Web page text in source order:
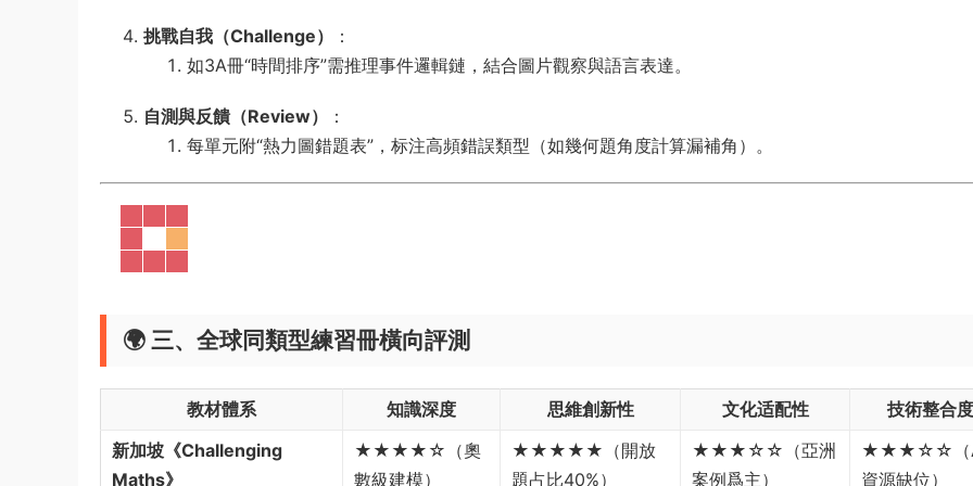
挑戰自我（Challenge）​
​：
如3A冊“時間排序”需推理事件邏輯鏈，結合圖片觀察與語言表達。
自測與反饋（Review）​
​：
每單元附“熱力圖錯題表”，标注高頻錯誤類型（如幾何題角度計算漏補角）。
🌍 ​ 三、全球同類型練習冊橫向評測
教材體系 知識深度 思維創新性 文化适配性
技術整合度
新加坡《Challenging
Maths》​
★★★★☆（奧
數級建模）
★★★★★（開放
題占比40%）
★★★☆☆（亞洲
案例爲主）
★★★☆☆（
資源缺位）